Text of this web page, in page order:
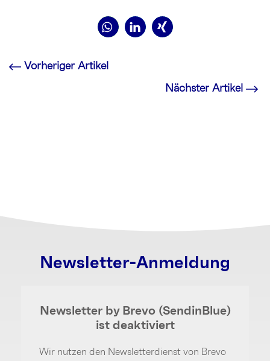
Vorheriger Artikel
Nächster Artikel
Newsletter-Anmeldung
Newsletter by Brevo (SendinBlue)
ist deaktiviert
Wir nutzen den Newsletterdienst von Brevo